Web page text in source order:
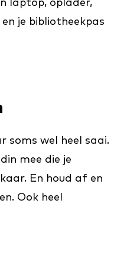
laptop, oplader,
je bibliotheekpas
soms wel heel saai.
mee die je
En houd af en
Ook heel